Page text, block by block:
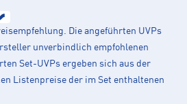
Die angeführten UVPs
unverbindlich empfohlenen
Set-UVPs ergeben sich aus der
Listenpreise der im Set enthaltenen